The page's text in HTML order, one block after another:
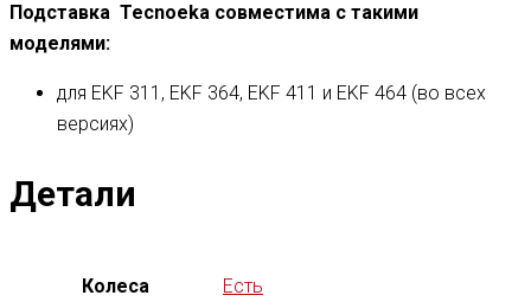
Подставка Tecnoeka совместима с такими
моделями:
для EKF 311, EKF 364, EKF 411 и EKF 464 (во всех
версиях)
Детали
Колеса Есть